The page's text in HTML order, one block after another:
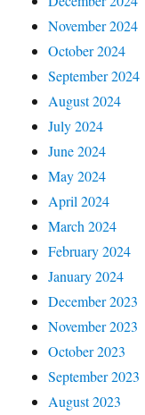
November 2024
October 2024
September 2024
August 2024
July 2024
June 2024
May 2024
April 2024
March 2024
February 2024
January 2024
December 2023
November 2023
October 2023
September 2023
August 2023